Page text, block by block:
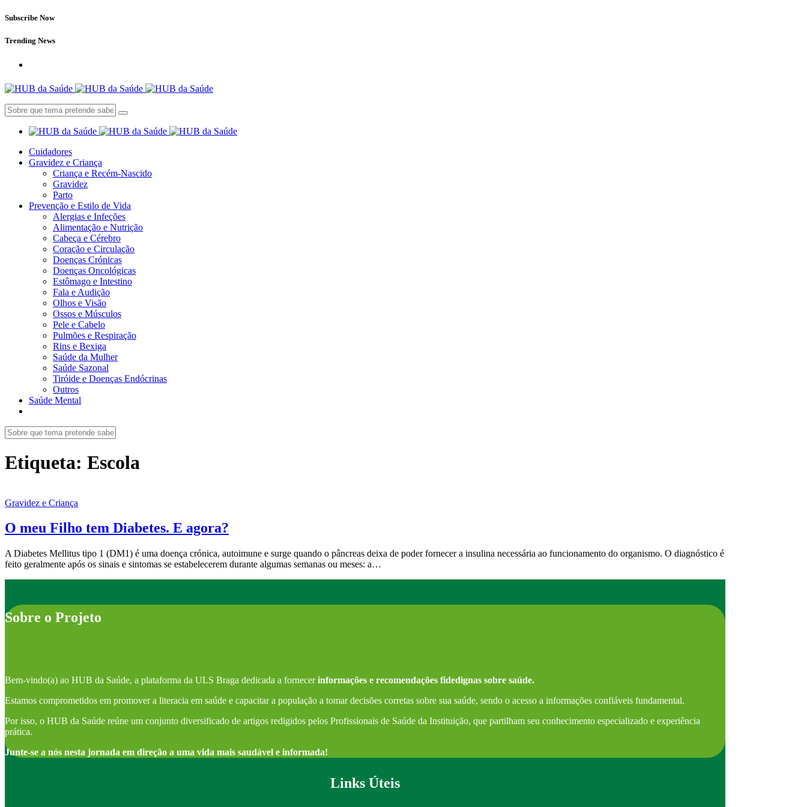
Subscribe Now
Trending News
Cuidadores
Gravidez e Criança
Criança e Recém-Nascido
Gravidez
Parto
Prevenção e Estilo de Vida
Alergias e Infeções
Alimentação e Nutrição
Cabeça e Cérebro
Coração e Circulação
Doenças Crónicas
Doenças Oncológicas
Estômago e Intestino
Fala e Audição
Olhos e Visão
Ossos e Músculos
Pele e Cabelo
Pulmões e Respiração
Rins e Bexiga
Saúde da Mulher
Saúde Sazonal
Tiróide e Doenças Endócrinas
Outros
Saúde Mental
Etiqueta: Escola
Gravidez e Criança
O meu Filho tem Diabetes. E agora?
A Diabetes Mellitus tipo 1 (DM1) é uma doença crónica, autoimune e surge quando o pâncreas deixa de poder fornecer a insulina necessária ao funcionamento do organismo. O diagnóstico é
feito geralmente após os sinais e sintomas se estabelecerem durante algumas semanas ou meses: a…
Sobre o Projeto
Bem-vindo(a) ao HUB da Saúde, a plataforma da ULS Braga dedicada a fornecerinformações e recomendações fidedignas sobre saúde.
Estamos comprometidos em promover a literacia em saúde e capacitar a população a tomar decisões corretas sobre sua saúde, sendo o acesso a informações confiáveis fundamental.
Por isso, o HUB da Saúde reúne um conjunto diversificado de artigos redigidos pelos Profissionais de Saúde da Instituição, que partilham seu conhecimento especializado e experiência
prática.
Junte-se a nós nesta jornada em direção a uma vida mais saudável e informada!
Links Úteis